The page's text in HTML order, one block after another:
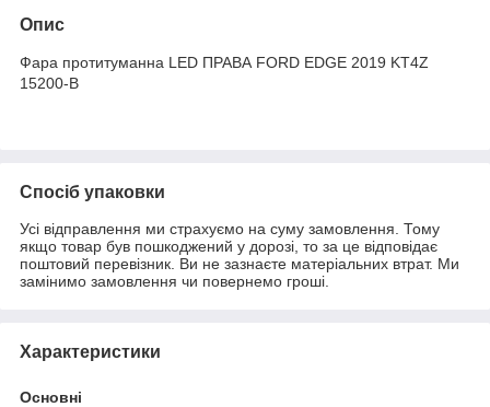
Опис
Фара протитуманна LED ПРАВА FORD EDGE 2019 KT4Z
15200-B
Спосіб упаковки
Усі відправлення ми страхуємо на суму замовлення. Тому
якщо товар був пошкоджений у дорозі, то за це відповідає
поштовий перевізник. Ви не зазнаєте матеріальних втрат. Ми
замінимо замовлення чи повернемо гроші.
Характеристики
Основні